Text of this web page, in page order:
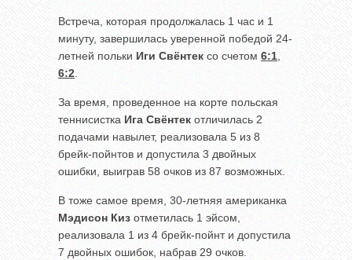
Встреча, которая продолжалась 1 час и 1
минуту, завершилась уверенной победой 24-
летней польки Иги Свёнтек со счетом 6:1,
6:2.
За время, проведенное на корте польская
теннисистка Ига Свёнтек отличилась 2
подачами навылет, реализовала 5 из 8
брейк-пойнтов и допустила 3 двойных
ошибки, выиграв 58 очков из 87 возможных.
В тоже самое время, 30-летняя американка
Мэдисон Киз отметилась 1 эйсом,
реализовала 1 из 4 брейк-пойнт и допустила
7 двойных ошибок, набрав 29 очков.